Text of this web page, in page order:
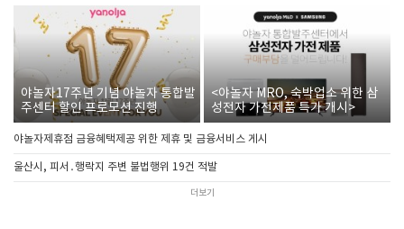
야놀자17주년 기념 야놀자 통합발
주센터 할인 프로모션 진행
<야놀자 MRO, 숙박업소 위한 삼
성전자 가전제품 특가 개시>
야놀자제휴점 금융혜택제공 위한 제휴 및 금융서비스 게시
울산시, 피서․행락지 주변 불법행위 19건 적발
더보기